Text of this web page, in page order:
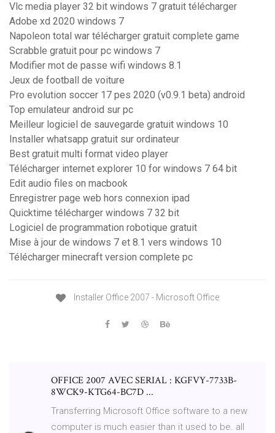
Vlc media player 32 bit windows 7 gratuit télécharger
Adobe xd 2020 windows 7
Napoleon total war télécharger gratuit complete game
Scrabble gratuit pour pc windows 7
Modifier mot de passe wifi windows 8.1
Jeux de football de voiture
Pro evolution soccer 17 pes 2020 (v0.9.1 beta) android
Top emulateur android sur pc
Meilleur logiciel de sauvegarde gratuit windows 10
Installer whatsapp gratuit sur ordinateur
Best gratuit multi format video player
Télécharger internet explorer 10 for windows 7 64 bit
Edit audio files on macbook
Enregistrer page web hors connexion ipad
Quicktime télécharger windows 7 32 bit
Logiciel de programmation robotique gratuit
Mise à jour de windows 7 et 8.1 vers windows 10
Télécharger minecraft version complete pc
Installer Office 2007 - Microsoft Office
OFFICE 2007 AVEC SERIAL : KGFVY-7733B-
8WCK9-KTG64-BC7D ...
Transferring Microsoft Office software to a new
computer is much easier than it used to be. all